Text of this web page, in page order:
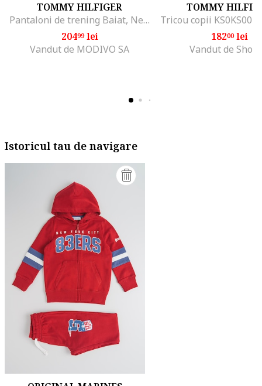
TOMMY HILFIGER
Pantaloni de trening Baiat, Negru, 100% bumbac, 4Y
20499lei
Vandut de MODIVO SA
TOMMY
Tricou copii
18200lei
Vandut de
Istoricul tau de navigare